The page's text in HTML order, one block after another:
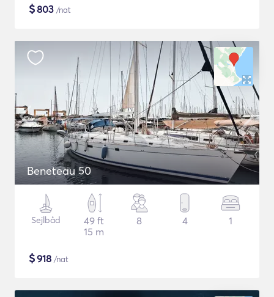
$803 /nat
Beneteau 50
Sejlbåd
49 ft
15 m
8 4 1
$918 /nat